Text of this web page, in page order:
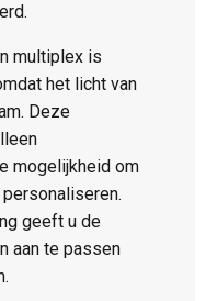
multiplex is
het licht van
Deze
mogelijkheid om
geeft u de
aan te passen